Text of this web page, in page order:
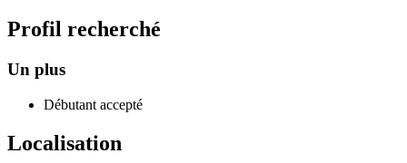
Profil recherché
Un plus
Débutant accepté
Localisation